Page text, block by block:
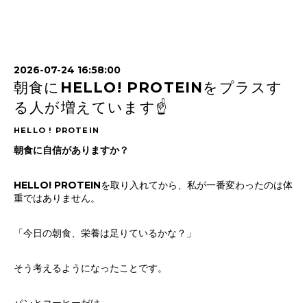
2026-07-24 16:58:00
朝食にHELLO! PROTEINをプラスす
る人が増えています☝️
HELLO ! PROTEIN
朝食に自信がありますか？
HELLO! PROTEINを取り入れてから、私が一番変わったのは体
重ではありません。
「今日の朝食、栄養は足りているかな？」
そう考えるようになったことです。